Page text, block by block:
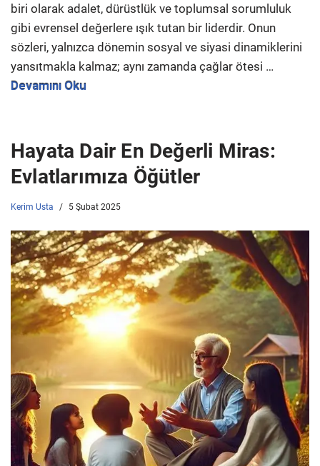
biri olarak adalet, dürüstlük ve toplumsal sorumluluk
gibi evrensel değerlere ışık tutan bir liderdir. Onun
sözleri, yalnızca dönemin sosyal ve siyasi dinamiklerini
yansıtmakla kalmaz; aynı zamanda çağlar ötesi …
Devamını Oku
Hayata Dair En Değerli Miras:
Evlatlarımıza Öğütler
Kerim Usta 5 Şubat 2025